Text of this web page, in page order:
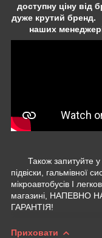
доступну ціну від
дуже крутий бренд.
наших
Також запитуйте у
підвіски, гальмівної
мікроавтобусів І
магазині, НАПЕВНО
ГАРАНТІЯ!
Приховати